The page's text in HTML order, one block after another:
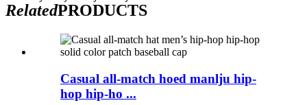
RelatedPRODUCTS
Casual all-match hoed manlju hip-
hop hip-ho ...